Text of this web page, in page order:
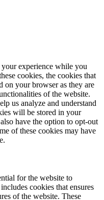
experience while you
cookies, the cookies that
on your browser as they are
of the website.
us analyze and understand
will be stored in your
have the option to opt-out
of these cookies may have
for the website to
cookies that ensures
of the website. These